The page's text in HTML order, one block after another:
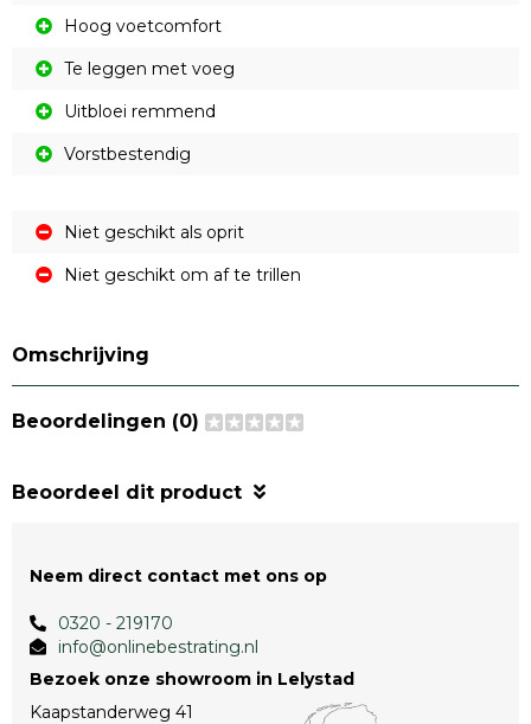
Hoog voetcomfort
Te leggen met voeg
Uitbloei remmend
Vorstbestendig
Niet geschikt als oprit
Niet geschikt om af te trillen
Omschrijving
Beoordelingen (0)
Beoordeel dit product
Neem direct contact met ons op
0320 - 219170
info@onlinebestrating.nl
Bezoek onze showroom in Lelystad
Kaapstanderweg 41